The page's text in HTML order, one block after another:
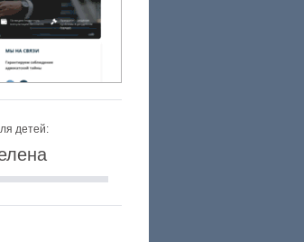
детей: